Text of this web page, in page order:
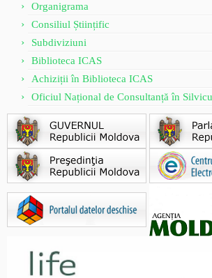
Organigrama
Consiliul Științific
Subdiviziuni
Biblioteca ICAS
Achiziții în Biblioteca ICAS
Oficiul Național de Consultanță în